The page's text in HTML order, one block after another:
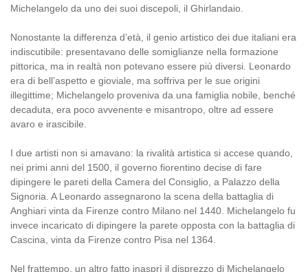
Michelangelo da uno dei suoi discepoli, il Ghirlandaio.
Nonostante la differenza d’età, il genio artistico dei due italiani era
indiscutibile: presentavano delle somiglianze nella formazione
pittorica, ma in realtà non potevano essere più diversi. Leonardo
era di bell’aspetto e gioviale, ma soffriva per le sue origini
illegittime; Michelangelo proveniva da una famiglia nobile, benché
decaduta, era poco avvenente e misantropo, oltre ad essere
avaro e irascibile.
I due artisti non si amavano: la rivalità artistica si accese quando,
nei primi anni del 1500, il governo fiorentino decise di fare
dipingere le pareti della Camera del Consiglio, a Palazzo della
Signoria. A Leonardo assegnarono la scena della battaglia di
Anghiari vinta da Firenze contro Milano nel 1440. Michelangelo fu
invece incaricato di dipingere la parete opposta con la battaglia di
Cascina, vinta da Firenze contro Pisa nel 1364.
Nel frattempo, un altro fatto inasprì il disprezzo di Michelangelo